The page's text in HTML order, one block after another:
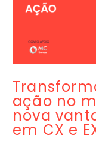
ação no
nova
em CX e